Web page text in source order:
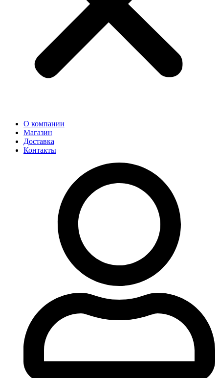
О компании
Магазин
Доставка
Контакты